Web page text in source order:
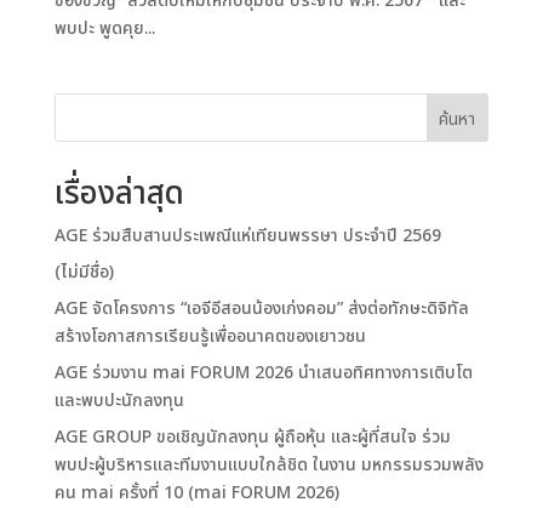
พบปะ พูดคุย...
ค้นหา
เรื่องล่าสุด
AGE ร่วมสืบสานประเพณีแห่เทียนพรรษา ประจำปี 2569
(ไม่มีชื่อ)
AGE จัดโครงการ “เอจีอีสอนน้องเก่งคอม” ส่งต่อทักษะดิจิทัล
สร้างโอกาสการเรียนรู้เพื่ออนาคตของเยาวชน
AGE ร่วมงาน mai FORUM 2026 นำเสนอทิศทางการเติบโต
และพบปะนักลงทุน
AGE GROUP ขอเชิญนักลงทุน ผู้ถือหุ้น และผู้ที่สนใจ ร่วม
พบปะผู้บริหารและทีมงานแบบใกล้ชิด ในงาน มหกรรมรวมพลัง
คน mai ครั้งที่ 10 (mai FORUM 2026)